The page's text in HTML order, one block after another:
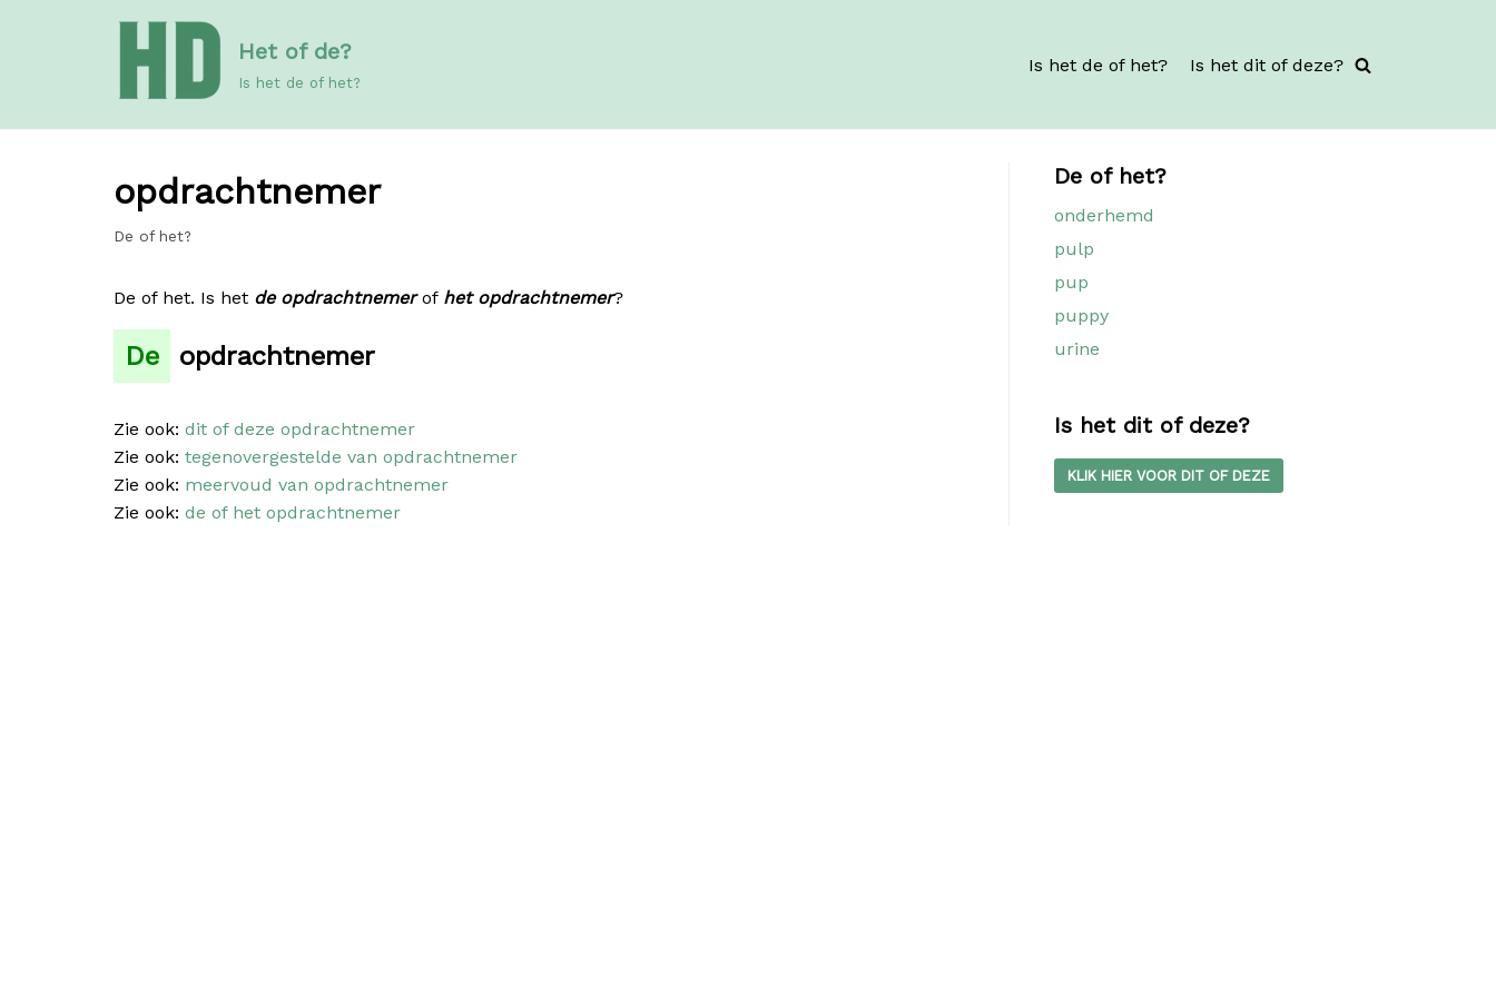
Het of de?
Is het de of het?
Is het de of het? Is het dit of deze?
opdrachtnemer
De of het?
De of het. Is het de opdrachtnemerof het opdrachtnemer?
De opdrachtnemer
Zie ook: dit of deze opdrachtnemer
Zie ook: tegenovergestelde van opdrachtnemer
Zie ook: meervoud van opdrachtnemer
Zie ook: de of het opdrachtnemer
De of het?
onderhemd
pulp
pup
puppy
urine
Is het dit of deze?
KLIK HIER VOOR DIT OF DEZE